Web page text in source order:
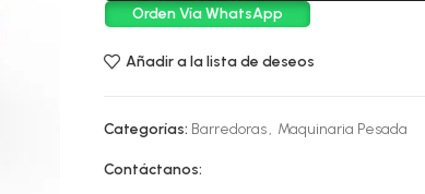
Orden Vía WhatsApp
Añadir a la lista de deseos
Categorías: Barredoras, Maquinaria Pesada
Contáctanos: